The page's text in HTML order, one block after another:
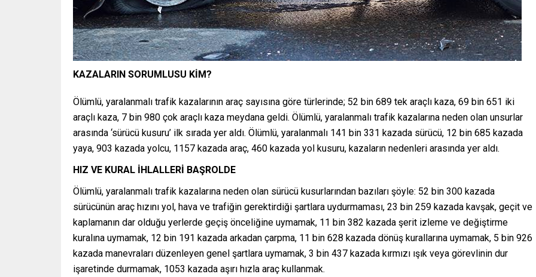
KAZALARIN SORUMLUSU KİM?
Ölümlü, yaralanmalı trafik kazalarının araç sayısına göre türlerinde; 52 bin 689 tek araçlı kaza, 69 bin 651 iki
araçlı kaza, 7 bin 980 çok araçlı kaza meydana geldi. Ölümlü, yaralanmalı trafik kazalarına neden olan unsurlar
arasında ‘sürücü kusuru’ ilk sırada yer aldı. Ölümlü, yaralanmalı 141 bin 331 kazada sürücü, 12 bin 685 kazada
yaya, 903 kazada yolcu, 1157 kazada araç, 460 kazada yol kusuru, kazaların nedenleri arasında yer aldı.
HIZ VE KURAL İHLALLERİ BAŞROLDE
Ölümlü, yaralanmalı trafik kazalarına neden olan sürücü kusurlarından bazıları şöyle: 52 bin 300 kazada
sürücünün araç hızını yol, hava ve trafiğin gerektirdiği şartlara uydurmaması, 23 bin 259 kazada kavşak, geçit ve
kaplamanın dar olduğu yerlerde geçiş önceliğine uymamak, 11 bin 382 kazada şerit izleme ve değiştirme
kuralına uymamak, 12 bin 191 kazada arkadan çarpma, 11 bin 628 kazada dönüş kurallarına uymamak, 5 bin 926
kazada manevraları düzenleyen genel şartlara uymamak, 3 bin 437 kazada kırmızı ışık veya görevlinin dur
işaretinde durmamak, 1053 kazada aşırı hızla araç kullanmak.